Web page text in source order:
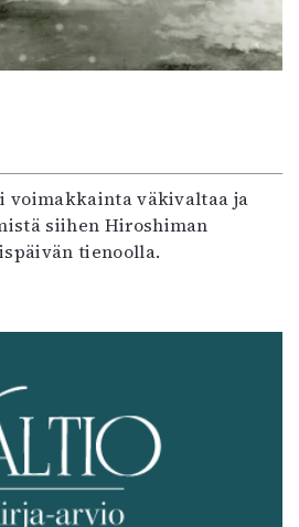
voimakkainta väkivaltaa ja
siihen Hiroshiman
tienoolla.